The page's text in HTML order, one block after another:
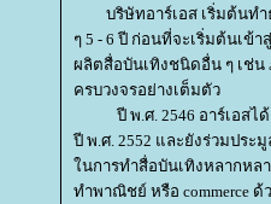
บริษัทอาร์เอส เริ่มต้นทำธุ
ๆ 5 - 6 ปี ก่อนที่จะเริ่มต้นเข้า
ผลิตสื่อบันเทิงชนิดอื่น ๆ เช่น
ครบวงจรอย่างเต็มตัว
ปี พ.ศ. 2546 อาร์เอสได้เ
ปี พ.ศ. 2552 และยังร่วมประ
นการทำสื่อบันเทิงหลากหลา
ทำพาณิชย์ หรือ commerce